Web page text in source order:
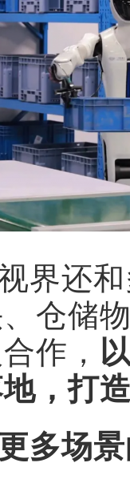
界还
仓储
作，
，打
多场